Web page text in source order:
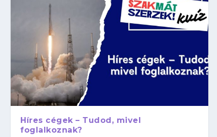
Híres cégek – Tudod, mivel
foglalkoznak?